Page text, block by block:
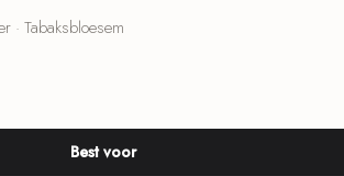
· Tabaksbloesem
Best voor